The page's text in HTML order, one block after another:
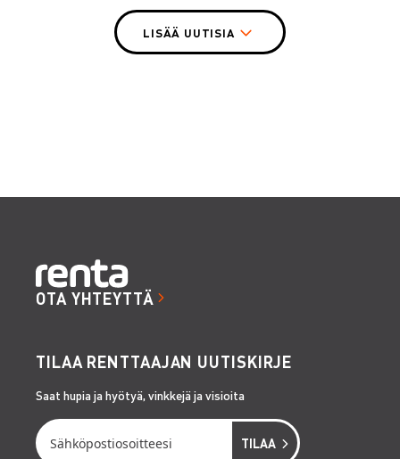
LISÄÄ UUTISIA
OTA YHTEYTTÄ
TILAA RENTTAAJAN UUTISKIRJE
Saat hupia ja hyötyä, vinkkejä ja visioita